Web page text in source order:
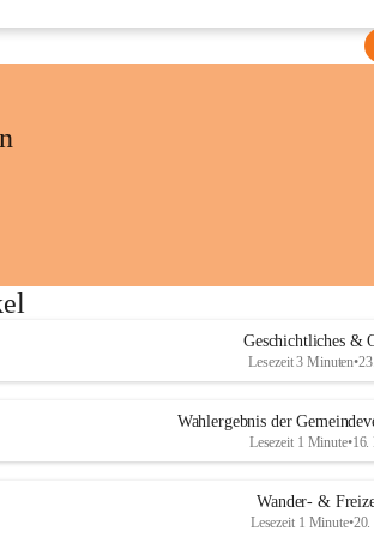
Geschichtliches &
Lesezeit 3 Minuten•
Wahlergebnis der
Lesezeit 1 Minute•16.
Wander- &
Lesezeit 1 Minute•20.